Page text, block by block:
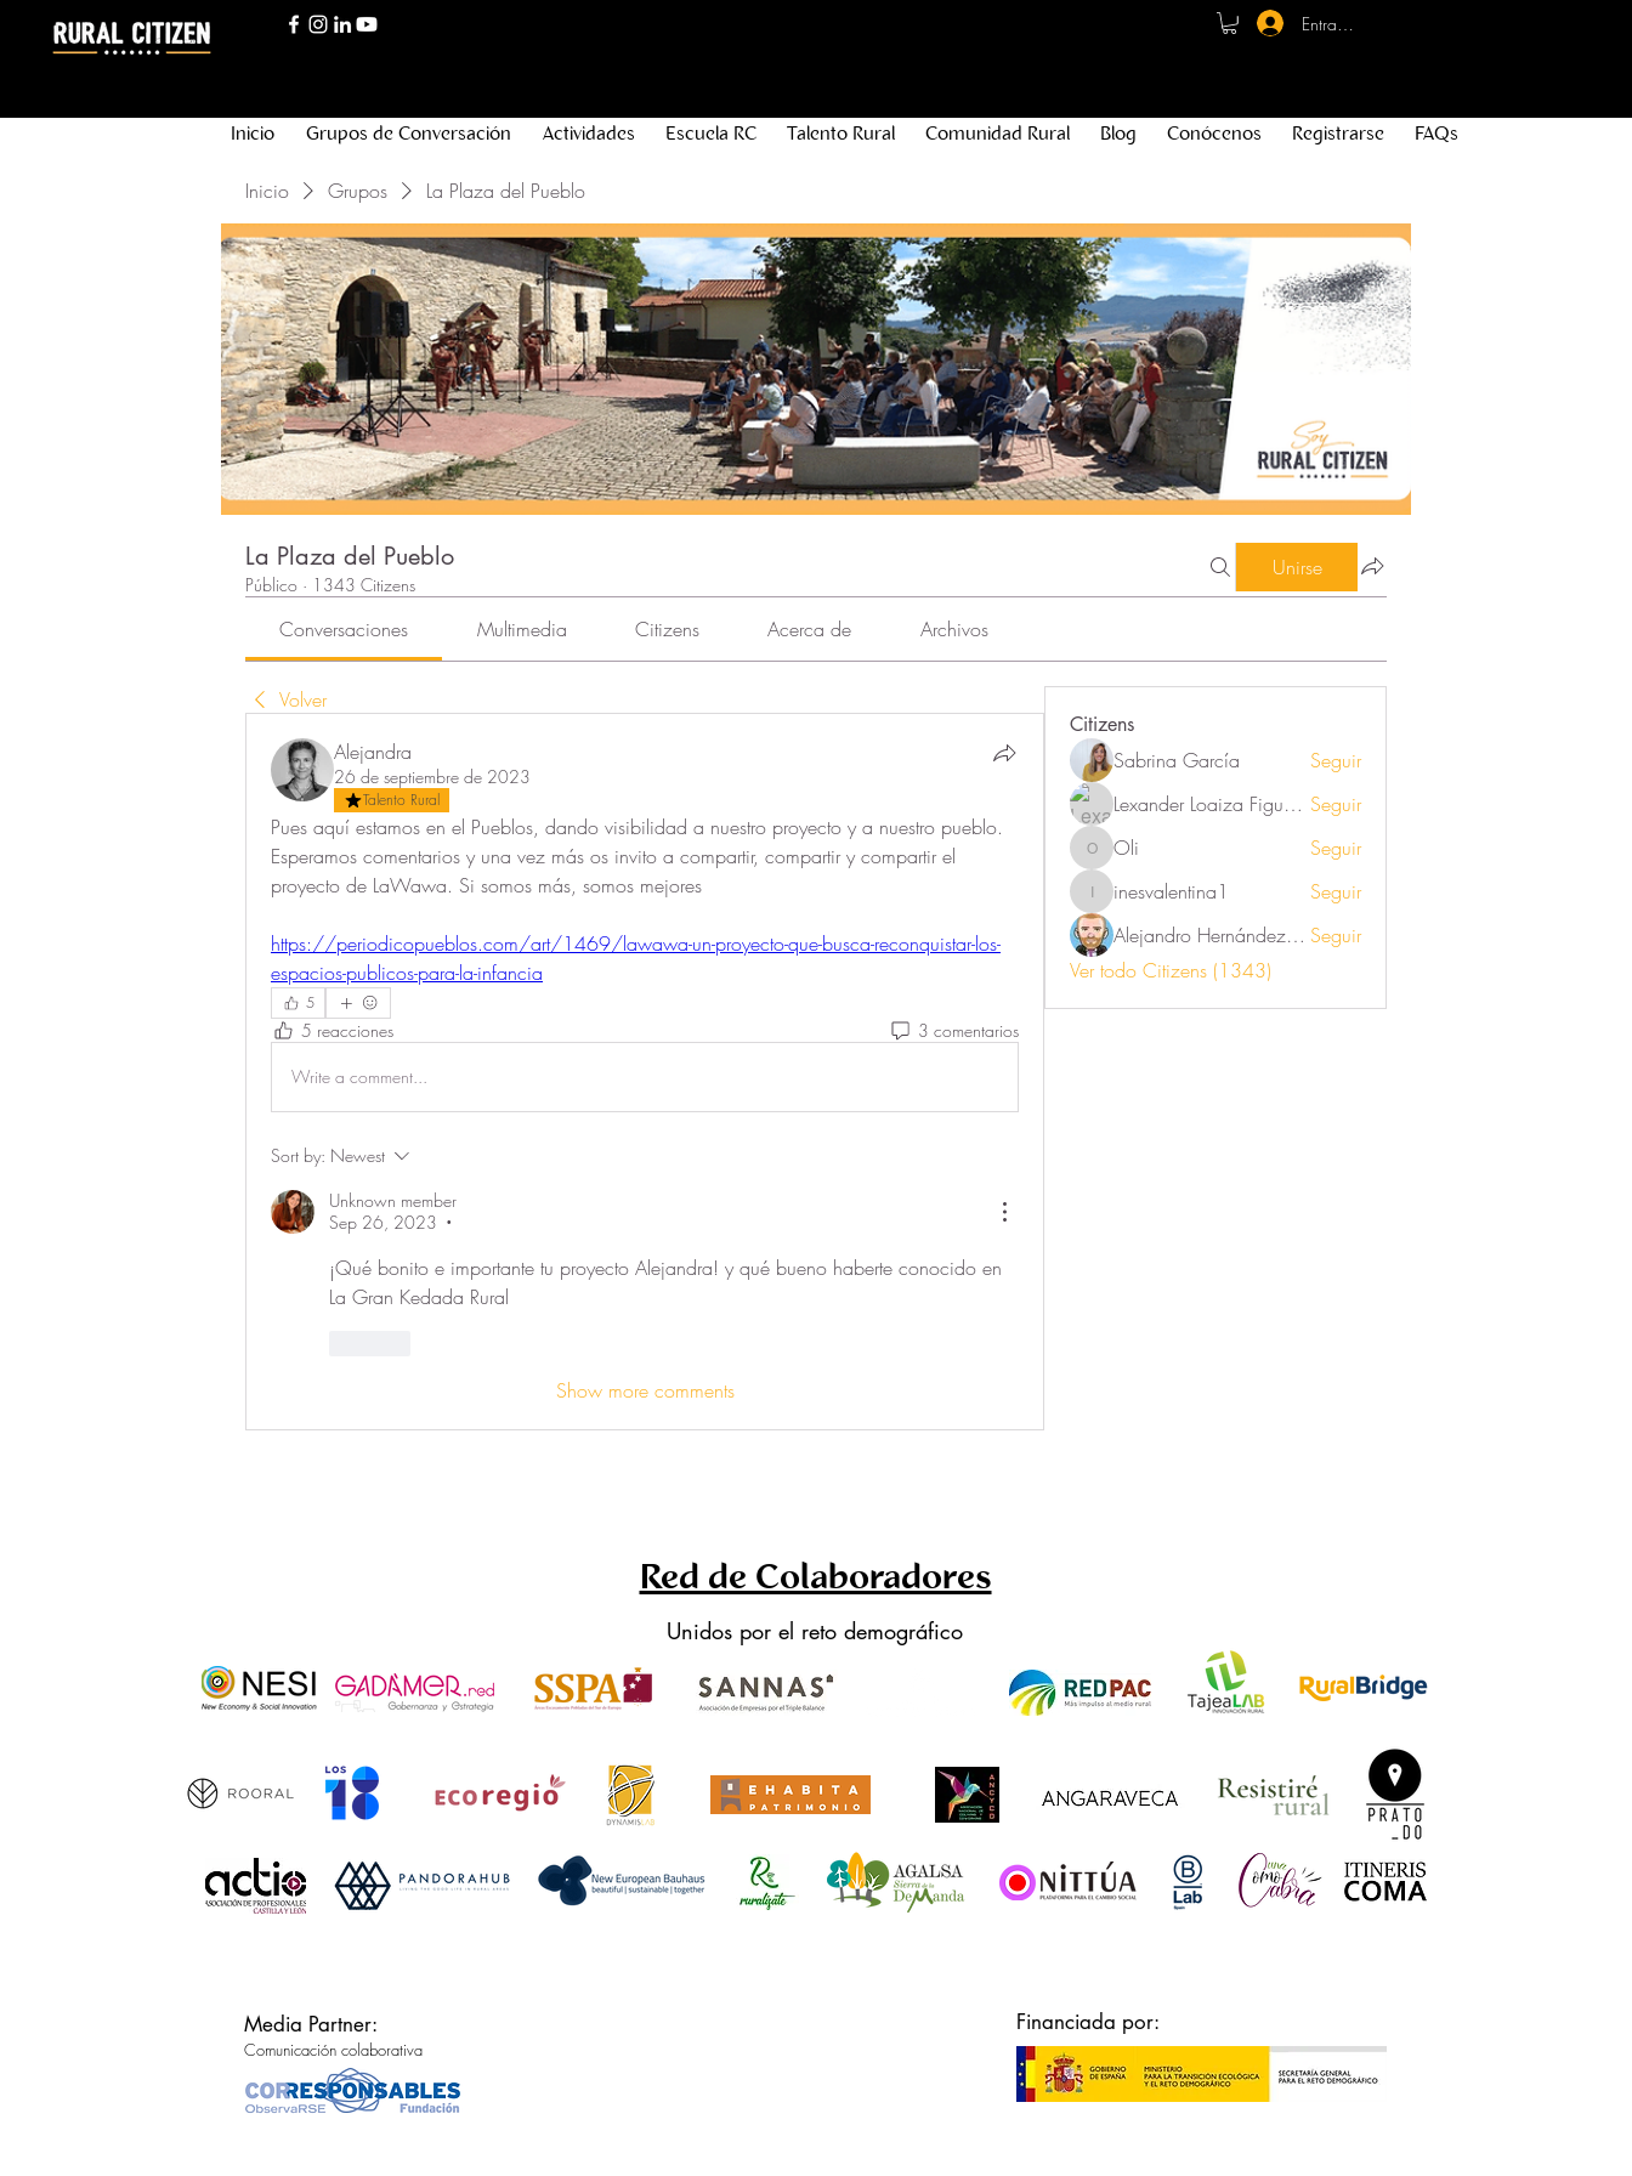
Entrar - Registro
Inicio Grupos de Conversación Actividades Escuela RC Talento Rural Comunidad Rural Blog Conócenos Registrarse FAQs
Inicio Grupos La Plaza del Pueblo
La Plaza del Pueblo
Público · 1343 Citizens
Unirse
Conversaciones Multimedia Citizens Acerca de Archivos
Volver
Alejandra
26 de septiembre de 2023
Talento Rural
Pues aquí estamos en el Pueblos, dando visibilidad a nuestro proyecto y a nuestro pueblo.
Esperamos comentarios y una vez más os invito a compartir, compartir y compartir el
proyecto de LaWawa. Si somos más, somos mejores
https://periodicopueblos.com/art/1469/lawawa-un-proyecto-que-busca-reconquistar-los-
espacios-publicos-para-la-infancia
5
5 reacciones 3 comentarios
Write a comment...
Sort by: Newest
Unknown member
Sep 26, 2023
•
¡Qué bonito e importante tu proyecto Alejandra! y qué bueno haberte conocido en
La Gran Kedada Rural
Show more comments
Citizens
Sabrina García
Seguir
Lexander Loaiza Figueroa Seguir
Oli Oli Seguir
inesvalentina1
inesvalentina1
Seguir
Alejandro Hernández Renner Seguir
Ver todo Citizens (1343)
Red de Colaboradores
Unidos por el reto demográfico
Media Partner:
Comunicación colaborativa
Financiada por: